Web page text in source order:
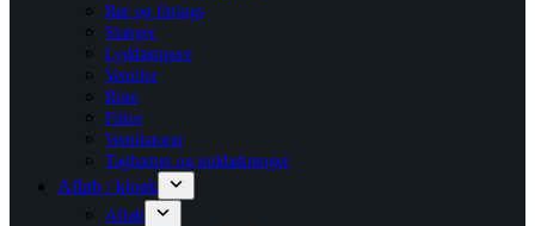
Rør og fittings
Slanger
Lyddæmpere
Ventiler
Riste
Filtre
Ventilatorer
Taghætter og inddækninger
Afløb / kloak
Afløb